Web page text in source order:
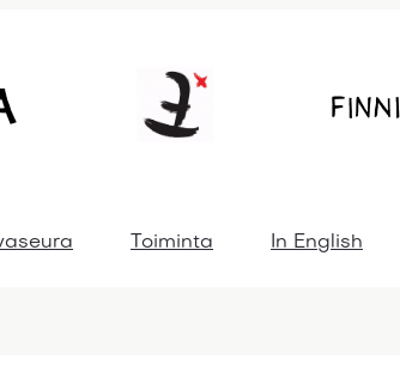
Toiminta In English